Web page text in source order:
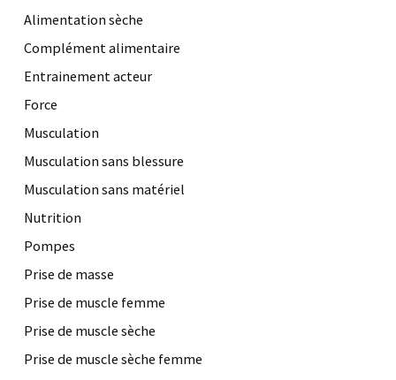
Alimentation sèche
Complément alimentaire
Entrainement acteur
Force
Musculation
Musculation sans blessure
Musculation sans matériel
Nutrition
Pompes
Prise de masse
Prise de muscle femme
Prise de muscle sèche
Prise de muscle sèche femme